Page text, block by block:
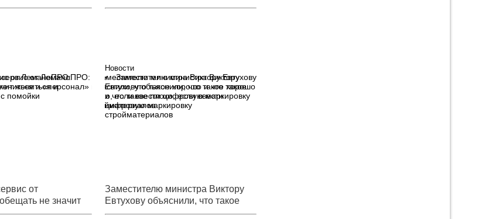
от ЛеманоПРО:
жениться и
помойки
от
не значит
не с
Новости
Заместителю министра Виктору
Евтухову объяснили, что такое хорошо
и что такое плохо, если ввести
цифровую маркировку
стройматериалов
Заместителю министра Виктору
Евтухову объяснили, что такое
хорошо и что такое плохо, если